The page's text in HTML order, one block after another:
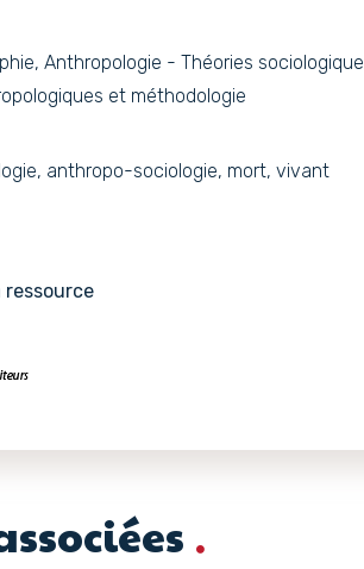
Anthropologie - Théories
et méthodologie
anthropo-sociologie, mort, vivant